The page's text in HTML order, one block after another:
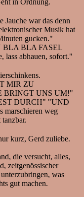
Jauche war das denn
Musik hat
gucken."
BLA BLA FASEL
abhauen, sofort."
MIR ZU
BRINGT UNS UM!"
DURCH" "UND
weg
kurz, Gerd zuliebe.
die versucht, alles,
zeitgenössischer
was
gut machen.